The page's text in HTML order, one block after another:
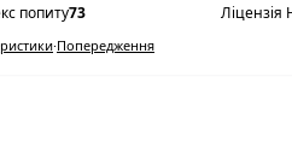
попиту73 Ліцензія
·Попередження